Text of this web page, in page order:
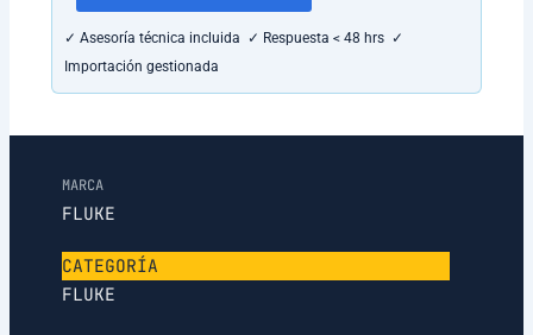
✓ Asesoría técnica incluida ✓ Respuesta < 48 hrs ✓
Importación gestionada
MARCA
FLUKE
CATEGORÍA
FLUKE